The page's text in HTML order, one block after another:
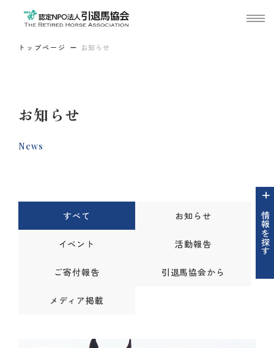
トップページ お知らせ
お知らせ
News
情報を探す
すべて お知らせ
イベント 活動報告
ご寄付報告 引退馬協会から
メディア掲載